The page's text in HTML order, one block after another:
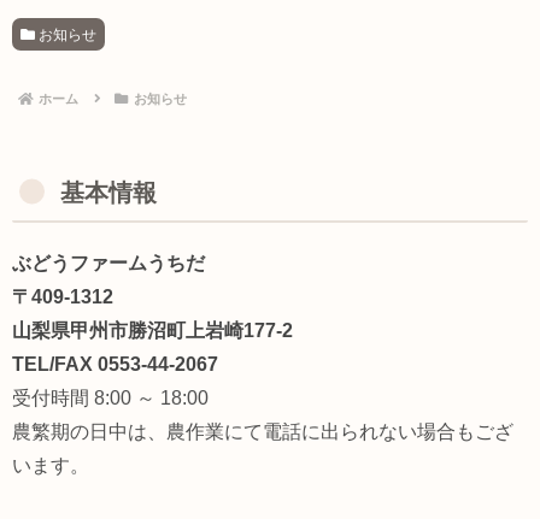
お知らせ
ホーム お知らせ
基本情報
ぶどうファームうちだ
〒409-1312
山梨県甲州市勝沼町上岩崎177-2
TEL/FAX 0553-44-2067
受付時間 8:00 ～ 18:00
農繁期の日中は、農作業にて電話に出られない場合もござ
います。